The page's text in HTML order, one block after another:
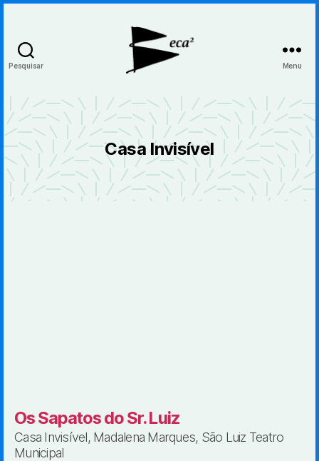
Pesquisar Menu
Casa Invisível
Os Sapatos do Sr. Luiz
Casa Invisível, Madalena Marques, São Luiz Teatro
Municipal